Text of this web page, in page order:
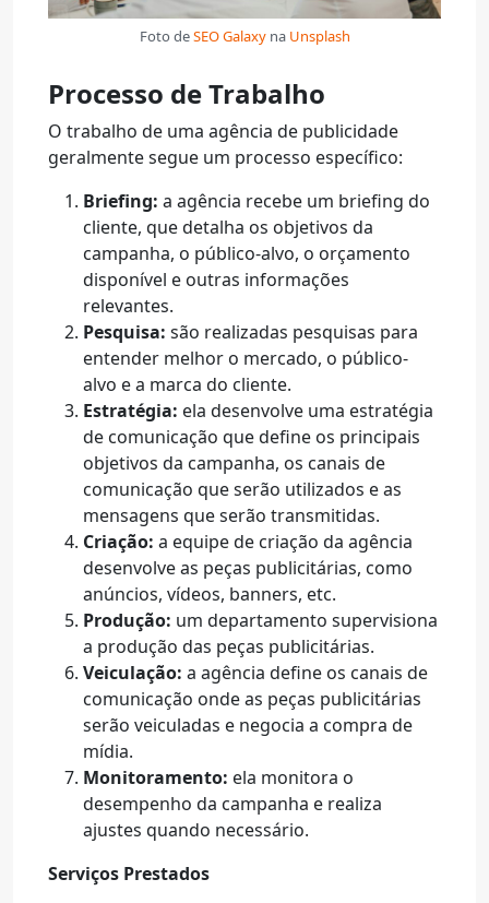
Foto deSEO Galaxyna Unsplash
Processo de Trabalho
O trabalho de uma agência de publicidade
geralmente segue um processo específico:
Briefing: a agência recebe um briefing do
cliente, que detalha os objetivos da
campanha, o público-alvo, o orçamento
disponível e outras informações
relevantes.
Pesquisa: são realizadas pesquisas para
entender melhor o mercado, o público-
alvo e a marca do cliente.
Estratégia: ela desenvolve uma estratégia
de comunicação que define os principais
objetivos da campanha, os canais de
comunicação que serão utilizados e as
mensagens que serão transmitidas.
Criação: a equipe de criação da agência
desenvolve as peças publicitárias, como
anúncios, vídeos, banners, etc.
Produção: um departamento supervisiona
a produção das peças publicitárias.
Veiculação: a agência define os canais de
comunicação onde as peças publicitárias
serão veiculadas e negocia a compra de
mídia.
Monitoramento: ela monitora o
desempenho da campanha e realiza
ajustes quando necessário.
Serviços Prestados